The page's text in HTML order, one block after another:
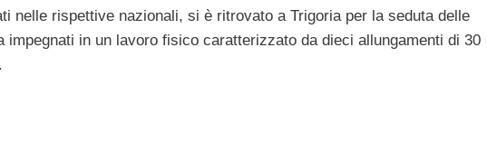
nelle rispettive nazionali, si è ritrovato a Trigoria per la seduta delle
in un lavoro fisico caratterizzato da dieci allungamenti di 30